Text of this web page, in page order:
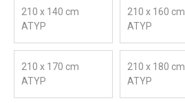
210 x 140 cm
ATYP
210 x 160 cm
ATYP
210 x 170 cm
ATYP
210 x 180 cm
ATYP